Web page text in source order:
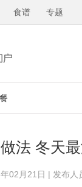
食谱 专题
法 冬天
02月21日 | 发布